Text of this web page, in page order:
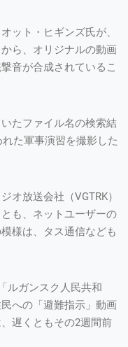
ット・ヒギンズ氏が、
ら、オリジナルの動画
音が合成されているこ
たファイル名の検索結
た軍事演習を撮影した
オ放送会社（VGTRK）
も、ネットユーザーの
様は、タス通信なども
ルガンスク人民共和
への「避難指示」動画
遅くともその2週間前